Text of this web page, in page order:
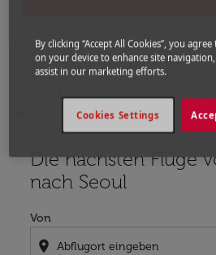
Flüge Flüge nach
Die nächsten Flüge
nach Seoul
Von
location_on
Bitte ändern Sie Ihre
By clicking “Accept All Cookies”, you
on your device to enhance site
assist in our marketing efforts.
Cookies Settings